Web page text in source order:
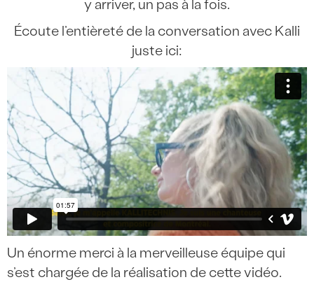
y arriver, un pas à la fois.
Écoute l’entièreté de la conversation avec Kalli
juste ici:
Un énorme merci à la merveilleuse équipe qui
s’est chargée de la réalisation de cette vidéo.